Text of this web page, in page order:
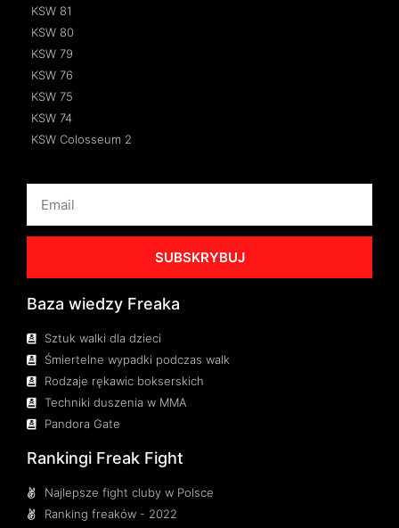
KSW 81
KSW 80
KSW 79
KSW 76
KSW 75
KSW 74
KSW Colosseum 2
SUBSKRYBUJ
Baza wiedzy Freaka
Sztuk walki dla dzieci
Śmiertelne wypadki podczas walk
Rodzaje rękawic bokserskich
Techniki duszenia w MMA
Pandora Gate
Rankingi Freak Fight
Najlepsze fight cluby w Polsce
Ranking freaków - 2022